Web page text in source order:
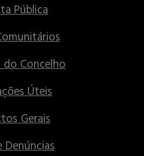
Pública
do Concelho
Úteis
Gerais
Denúncias